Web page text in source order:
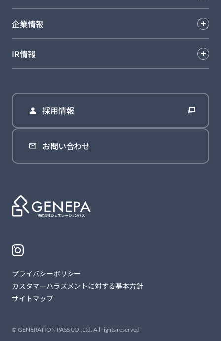
プライバシーポリシー
カスタマーハラスメントに対する基本方針
サイトマップ
© GENERATION PASS CO.,Ltd. All rights reserved
企業情報
IR情報
採用情報
お問い合わせ